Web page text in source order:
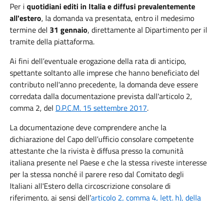
Per i quotidiani editi in Italia e diffusi prevalentemente
all'estero, la domanda va presentata, entro il medesimo
termine del 31 gennaio, direttamente al Dipartimento per il
tramite della piattaforma.
Ai fini dell’eventuale erogazione della rata di anticipo,
spettante soltanto alle imprese che hanno beneficiato del
contributo nell'anno precedente, la domanda deve essere
corredata dalla documentazione prevista dall'articolo 2,
comma 2, del D.P.C.M. 15 settembre 2017.
La documentazione deve comprendere anche la
dichiarazione del Capo dell’ufficio consolare competente
attestante che la rivista è diffusa presso la comunità
italiana presente nel Paese e che la stessa riveste interesse
per la stessa nonché il parere reso dal Comitato degli
Italiani all'Estero della circoscrizione consolare di
riferimento, ai sensi dell’articolo 2, comma 4, lett. h), della